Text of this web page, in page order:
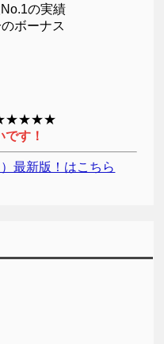
の実績
ボーナス
★★★★★
す！
最新版！はこちら